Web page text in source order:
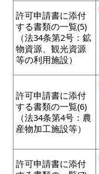
許可申請書に添付
する書類の一覧(5)
（法34条第2号：鉱
物資源、観光資源
等の利用施設）
許可申請書に添付
する書類の一覧(6)
（法34条第4号：農
産物加工施設等）
許可申請書に添付